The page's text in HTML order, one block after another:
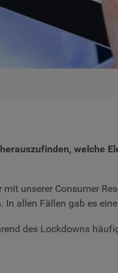
welche
unserer Consumer
In allen Fällen gab es
des Lockdowns